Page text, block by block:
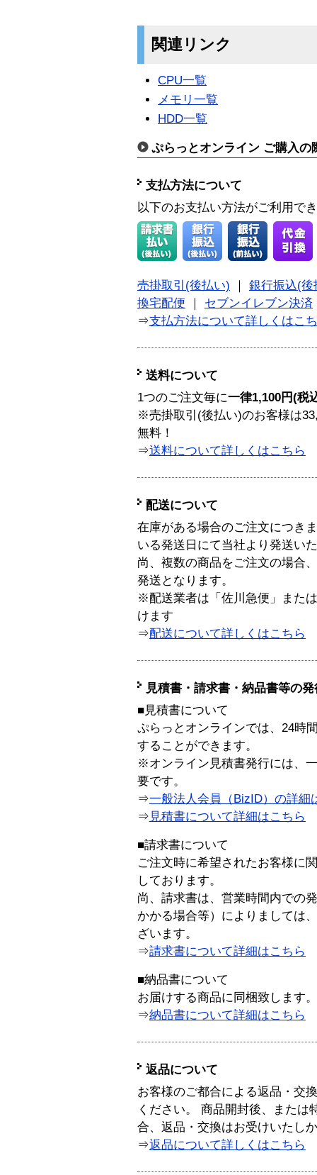
関連リンク
CPU一覧
メモリ一覧
HDD一覧
ぷらっとオンライン ご購入の
支払方法について
以下のお支払い方法がご利用で
売掛取引(後払い)
銀行振込(後
換宅配便
セブンイレブン決済
⇒支払方法について詳しくはこ
送料について
1つのご注文毎に一律1,100円(税
※売掛取引(後払い)のお客様は
無料！
⇒送料について詳しくはこちら
配送について
在庫がある場合のご注文につき
いる発送日にて当社より発送い
尚、複数の商品をご注文の場合
発送となります。
※配送業者は「佐川急便」また
けます
⇒配送について詳しくはこちら
見積書・請求書・納品書等の
■見積書について
ぷらっとオンラインでは、24時
することができます。
※オンライン見積書発行には、
要です。
⇒一般法人会員（BizID）の詳細
⇒ 見積書について詳細はこちら
■請求書について
ご注文時に希望されたお客様に
しております。
尚、請求書は、営業時間内での
かかる場合等）によりましては
ざいます。
⇒請求書について詳細はこちら
■納品書について
お届けする商品に同梱致します。
⇒納品書について詳細はこちら
返品について
お客様のご都合による返品・交
ください。 商品開封後、または
合、返品・交換はお受けいたし
⇒返品について詳しくはこちら